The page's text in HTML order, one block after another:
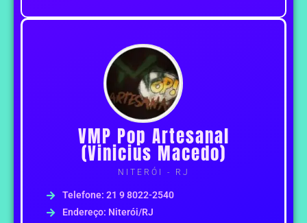
t
a
g
r
a
m
t
s
p
p
VMP Pop Artesanal
(Vinicius Macedo)
NITERÓI - RJ
Telefone: 21 9 8022-2540
Endereço: Niterói/RJ